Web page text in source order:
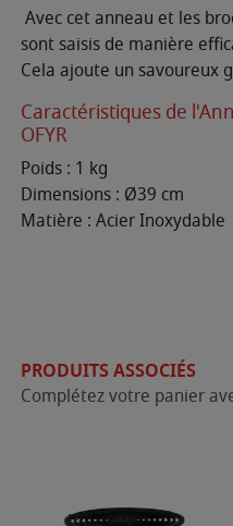
Avec cet anneau et les
sont saisis de manière
Cela ajoute un savoureux
Caractéristiques de
OFYR
Poids : 1 kg
Dimensions : Ø39 cm
Matière : Acier Inoxydable
PRODUITS ASSOCIÉS
Complétez votre panier